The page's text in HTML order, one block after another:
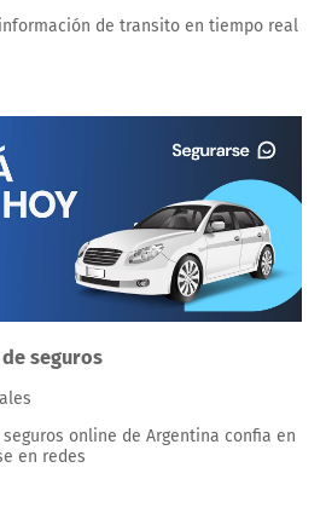
de transito en tiempo real
seguros
online de Argentina confia en
en redes